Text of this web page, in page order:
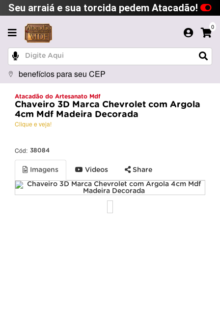
Seu arraiá e sua torcida pedem Atacadão!
0
benefícios para seu CEP
Atacadão do Artesanato Mdf
Chaveiro 3D Marca Chevrolet com Argola
4cm Mdf Madeira Decorada
Clique e veja!
Cód: 38084
Imagens Videos Share